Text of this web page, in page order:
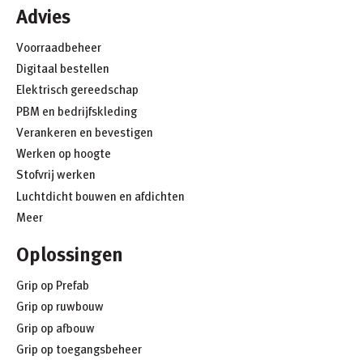
Advies
Voorraadbeheer
Digitaal bestellen
Elektrisch gereedschap
PBM en bedrijfskleding
Verankeren en bevestigen
Werken op hoogte
Stofvrij werken
Luchtdicht bouwen en afdichten
Meer
Oplossingen
Grip op Prefab
Grip op ruwbouw
Grip op afbouw
Grip op toegangsbeheer